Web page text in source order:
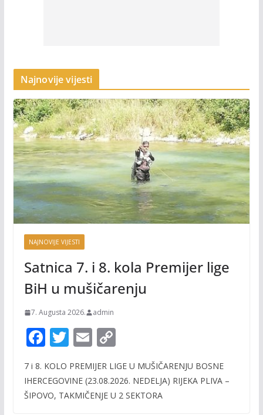
Najnovije vijesti
NAJNOVIJE VIJESTI
Satnica 7. i 8. kola Premijer lige
BiH u mušičarenju
7. Augusta 2026. admin
F
e
b
T
itt
er
E
ai
l
C
p
y
7 i 8. KOLO PREMIJER LIGE U MUŠIČARENJU BOSNE
IHERCEGOVINE (23.08.2026. NEDELJA) RIJEKA PLIVA –
ŠIPOVO, TAKMIČENJE U 2 SEKTORA